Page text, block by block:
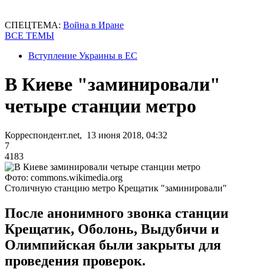
СПЕЦТЕМА: Война в Иране
ВСЕ ТЕМЫ
Вступление Украины в ЕС
В Киеве "заминировали"
четыре станции метро
Корреспондент.net, 13 июня 2018, 04:32
7
4183
Фото: commons.wikimedia.org
Столичную станцию метро Крещатик "заминировали"
После анонимного звонка станции
Крещатик, Оболонь, Выдубичи и
Олимпийская были закрыты для
проведения проверок.